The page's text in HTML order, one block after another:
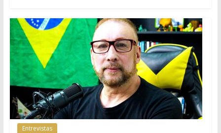
Entrevistas